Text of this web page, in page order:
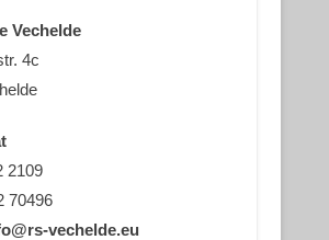
Vechelde
4c
2109
70496
vechelde.eu